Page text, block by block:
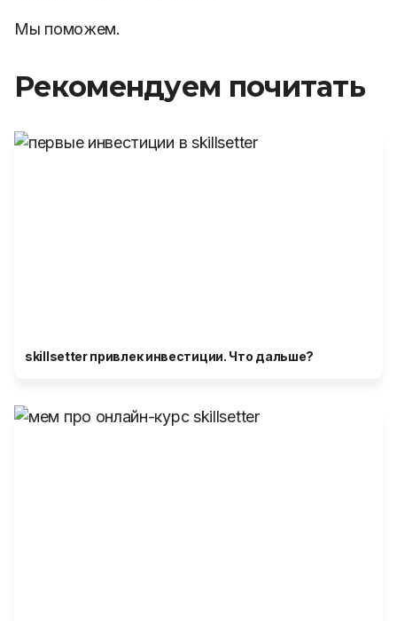
Мы поможем.
Рекомендуем почитать
skillsetter привлек инвестиции. Что дальше?